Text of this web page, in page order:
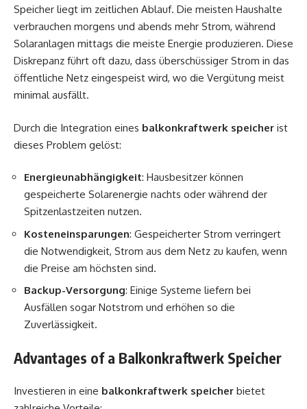
Speicher liegt im zeitlichen Ablauf. Die meisten Haushalte
verbrauchen morgens und abends mehr Strom, während
Solaranlagen mittags die meiste Energie produzieren. Diese
Diskrepanz führt oft dazu, dass überschüssiger Strom in das
öffentliche Netz eingespeist wird, wo die Vergütung meist
minimal ausfällt.
Durch die Integration eines balkonkraftwerk speicher ist
dieses Problem gelöst:
Energieunabhängigkeit: Hausbesitzer können
gespeicherte Solarenergie nachts oder während der
Spitzenlastzeiten nutzen.
Kosteneinsparungen: Gespeicherter Strom verringert
die Notwendigkeit, Strom aus dem Netz zu kaufen, wenn
die Preise am höchsten sind.
Backup-Versorgung: Einige Systeme liefern bei
Ausfällen sogar Notstrom und erhöhen so die
Zuverlässigkeit.
Advantages of a Balkonkraftwerk Speicher
Investieren in eine balkonkraftwerk speicher bietet